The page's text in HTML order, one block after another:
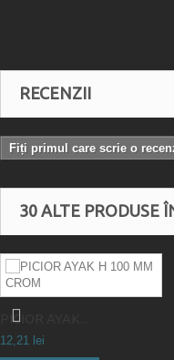
RECENZII
Fiți primul care scrie o
30 ALTE PRODUSE
PICIOR AYAK...
12,21 lei